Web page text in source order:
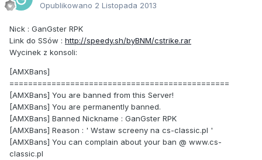
Opublikowano 2 Listopada 2013
Nick : GanGster RPK
Link do SSów : http://speedy.sh/byBNM/cstrike.rar
Wycinek z konsoli:
[AMXBans]
===============================================
[AMXBans] You are banned from this Server!
[AMXBans] You are permanently banned.
[AMXBans] Banned Nickname : GanGster RPK
[AMXBans] Reason : ' Wstaw screeny na cs-classic.pl '
[AMXBans] You can complain about your ban @ www.cs-
classic.pl